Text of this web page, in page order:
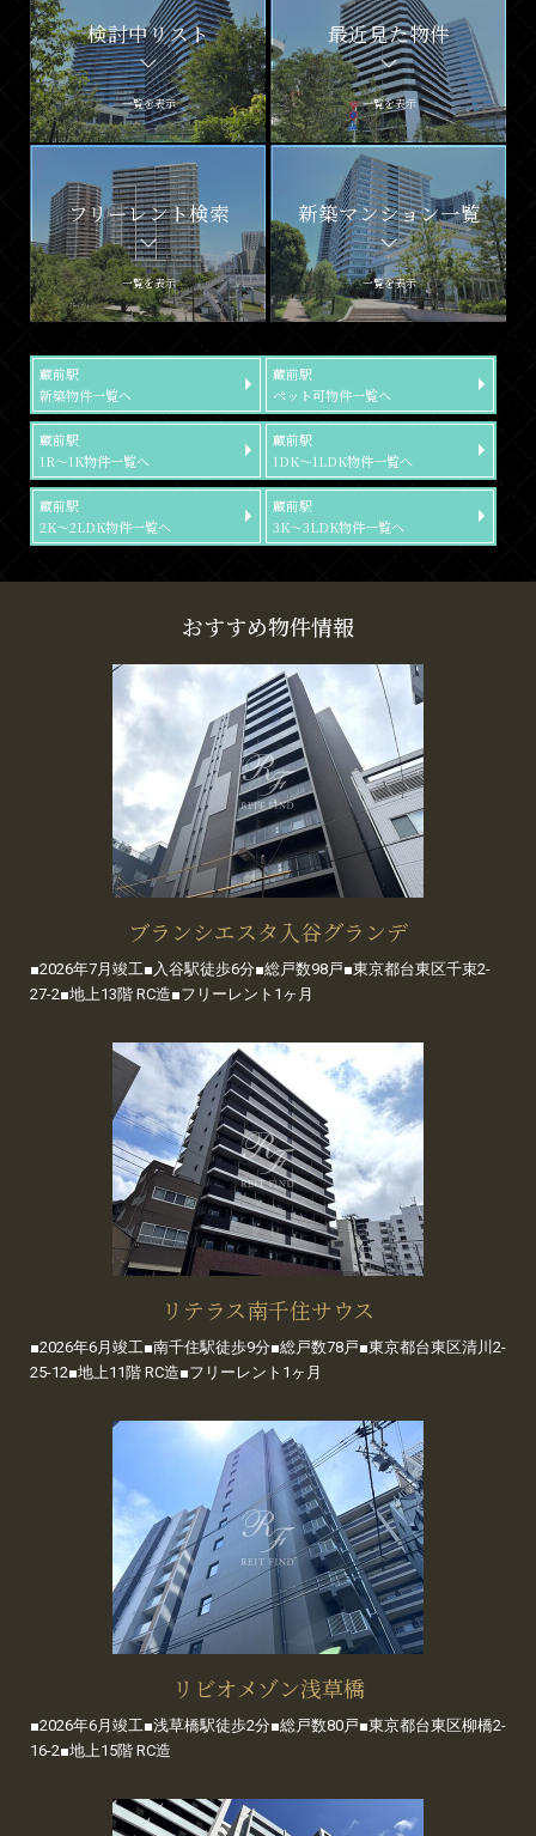
検討中リスト
一覧を表示
最近見た物件
一覧を表示
フリーレント検索
一覧を表示
新築マンション一覧
一覧を表示
蔵前駅
新築物件一覧へ
蔵前駅
ペット可物件一覧へ
蔵前駅
1R～1K物件一覧へ
蔵前駅
1DK～1LDK物件一覧へ
蔵前駅
2K～2LDK物件一覧へ
蔵前駅
3K～3LDK物件一覧へ
おすすめ物件情報
ブランシエスタ入谷グランデ
■2026年7月竣工■入谷駅徒歩6分■総戸数98戸■東京都台東区千束2-
27-2■地上13階 RC造■フリーレント1ヶ月
リテラス南千住サウス
■2026年6月竣工■南千住駅徒歩9分■総戸数78戸■東京都台東区清川2-
25-12■地上11階 RC造■フリーレント1ヶ月
リビオメゾン浅草橋
■2026年6月竣工■浅草橋駅徒歩2分■総戸数80戸■東京都台東区柳橋2-
16-2■地上15階 RC造